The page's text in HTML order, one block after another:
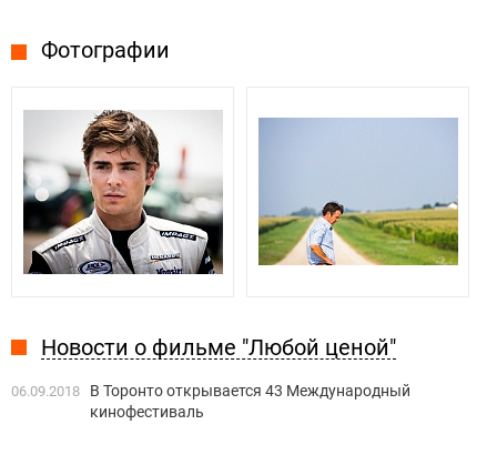
Фотографии
Новости о фильме "Любой ценой"
06.09.2018
В Торонто открывается 43 Международный
кинофестиваль